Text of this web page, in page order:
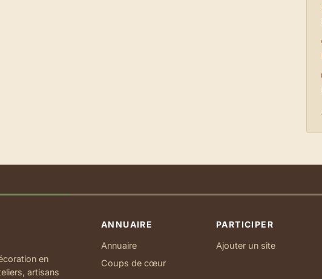
en
artisans
ANNUAIRE
Annuaire
Coups de cœur
PARTICIPER
Ajouter un site